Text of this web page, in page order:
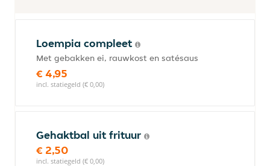
Loempia compleet
Met gebakken ei, rauwkost en satésaus
€ 4,95
incl. statiegeld (€ 0,00)
Gehaktbal uit frituur
€ 2,50
incl. statiegeld (€ 0,00)